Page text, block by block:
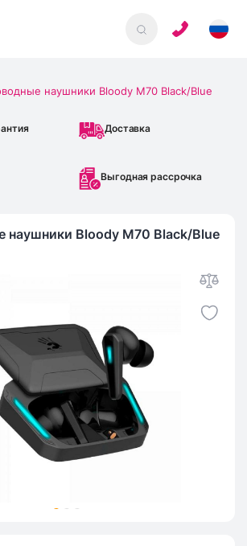
наушники Bloody M70 Black/Blue
Доставка
Выгодная рассрочка
наушники Bloody M70 Black/Blue